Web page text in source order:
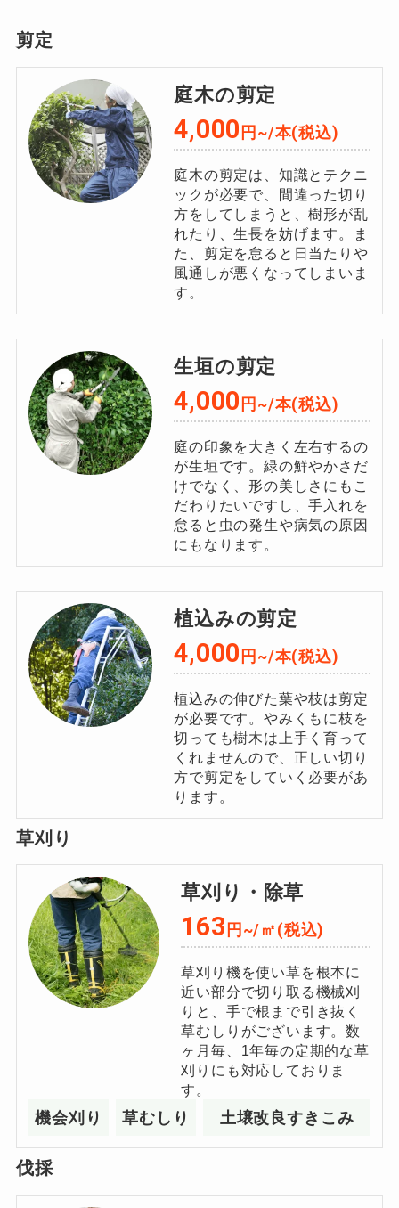
剪定
庭木の剪定
4,000 円~/本(税込)
庭木の剪定は、知識とテクニ
ックが必要で、間違った切り
方をしてしまうと、樹形が乱
れたり、生長を妨げます。ま
た、剪定を怠ると日当たりや
風通しが悪くなってしまいま
す。
生垣の剪定
4,000円~/本(税込)
庭の印象を大きく左右するの
が生垣です。緑の鮮やかさだ
けでなく、形の美しさにもこ
だわりたいですし、手入れを
怠ると虫の発生や病気の原因
にもなります。
植込みの剪定
4,000円~/本(税込)
植込みの伸びた葉や枝は剪定
が必要です。やみくもに枝を
切っても樹木は上手く育って
くれませんので、正しい切り
方で剪定をしていく必要があ
ります。
草刈り
草刈り・除草
163 円~/㎡(税込)
草刈り機を使い草を根本に
近い部分で切り取る機械刈
りと、⼿で根まで引き抜く
草むしりがございます。数
ヶ⽉毎、1年毎の定期的な草
刈りにも対応しておりま
す。
機会刈り 草むしり 土壌改良すきこみ
伐採